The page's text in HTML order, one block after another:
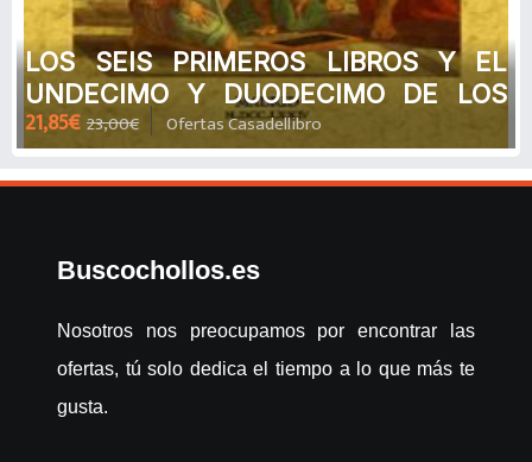
LOS SEIS PRIMEROS LIBROS Y EL
UNDECIMO Y DUODECIMO DE LOS
ELEMENT OS DE EUCLIDES de
EUCLIDES
21,85€ 23,00€ Ofertas Casadellibro
Buscochollos.es
Nosotros nos preocupamos por encontrar las
ofertas, tú solo dedica el tiempo a lo que más te
gusta.